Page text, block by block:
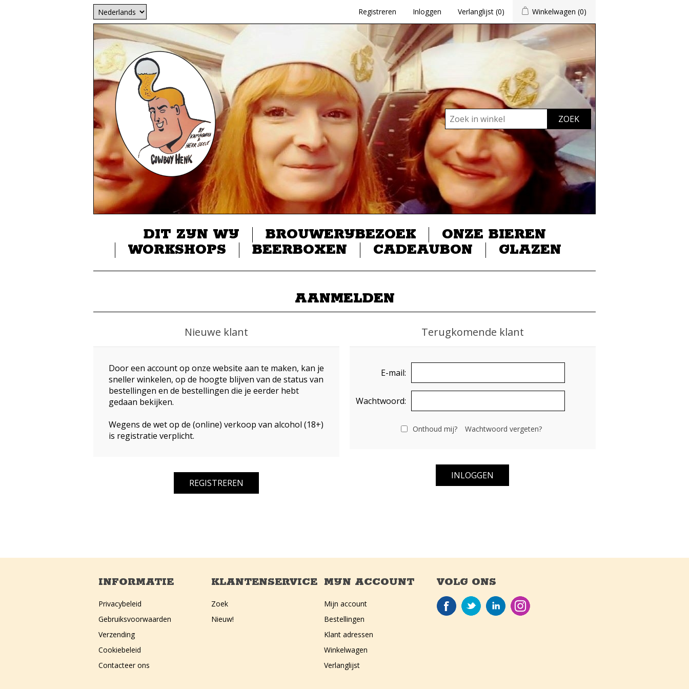
Registreren Inloggen Verlanglijst (0) Winkelwagen (0)
DIT ZIJN WIJ BROUWERIJBEZOEK
ONZE BIEREN
WORKSHOPS
BEERBOXEN CADEAUBON GLAZEN
AANMELDEN
Nieuwe klant
Door een account op onze website aan te maken, kan je
sneller winkelen, op de hoogte blijven van de status van
bestellingen en de bestellingen die je eerder hebt
gedaan bekijken.
Wegens de wet op de (online) verkoop van alcohol (18+)
is registratie verplicht.
Terugkomende klant
E-mail:
Wachtwoord:
Onthoud mij? Wachtwoord vergeten?
INFORMATIE
Privacybeleid
Gebruiksvoorwaarden
Verzending
Cookiebeleid
Contacteer ons
KLANTENSERVICE
Zoek
Nieuw!
MIJN ACCOUNT
Mijn account
Bestellingen
Klant adressen
Winkelwagen
Verlanglijst
VOLG ONS